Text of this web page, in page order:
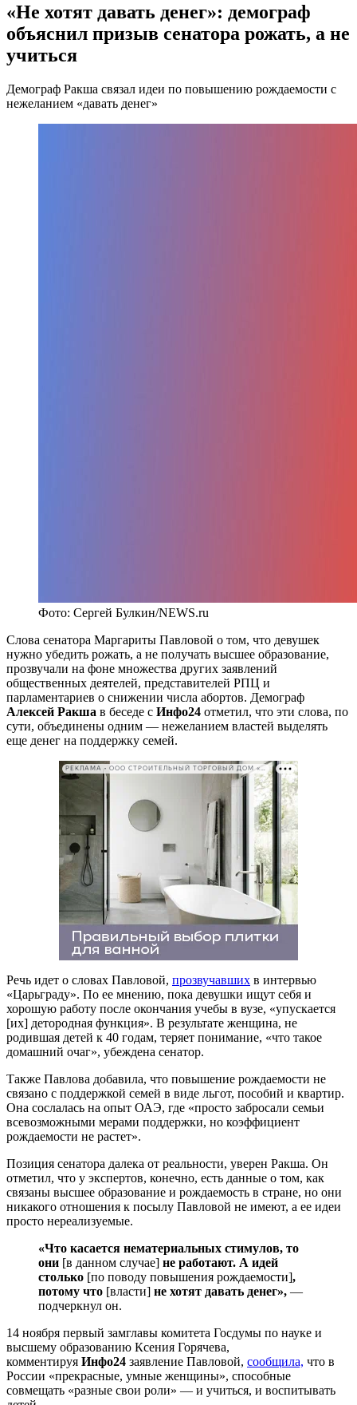
«Не хотят давать денег»: демограф
объяснил призыв сенатора рожать, а не
учиться
Демограф Ракша связал идеи по повышению рождаемости с
нежеланием «давать денег»
Фото: Сергей Булкин/NEWS.ru
Слова сенатора Маргариты Павловой о том, что девушек
нужно убедить рожать, а не получать высшее образование,
прозвучали на фоне множества других заявлений
общественных деятелей, представителей РПЦ и
парламентариев о снижении числа абортов. Демограф
Алексей Ракша в беседе с Инфо24 отметил, что эти слова, по
сути, объединены одним — нежеланием властей выделять
еще денег на поддержку семей.
РЕКЛАМА • ООО СТРОИТЕЛЬНЫЙ ТОРГОВЫЙ ДОМ «ПЕТРОВИЧ». ИНН: 7802348846
Речь идет о словах Павловой, прозвучавших в интервью
«Царьграду». По ее мнению, пока девушки ищут себя и
хорошую работу после окончания учебы в вузе, «упускается
[их] детородная функция». В результате женщина, не
родившая детей к 40 годам, теряет понимание, «что такое
домашний очаг», убеждена сенатор.
Также Павлова добавила, что повышение рождаемости не
связано с поддержкой семей в виде льгот, пособий и квартир.
Она сослалась на опыт ОАЭ, где «просто забросали семьи
всевозможными мерами поддержки, но коэффициент
рождаемости не растет».
Позиция сенатора далека от реальности, уверен Ракша. Он
отметил, что у экспертов, конечно, есть данные о том, как
связаны высшее образование и рождаемость в стране, но они
никакого отношения к посылу Павловой не имеют, а ее идеи
просто нереализуемые.
«Что касается нематериальных стимулов, то
они [в данном случае] не работают. А идей
столько [по поводу повышения рождаемости],
потому что [власти] не хотят давать денег», —
подчеркнул он.
14 ноября первый замглавы комитета Госдумы по науке и
высшему образованию Ксения Горячева,
комментируя Инфо24 заявление Павловой, сообщила, что в
России «прекрасные, умные женщины», способные
совмещать «разные свои роли» — и учиться, и воспитывать